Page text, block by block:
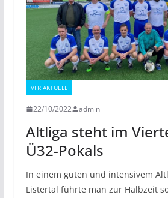
VFR AKTUELL
22/10/2022 admin
Altliga steht im
Ü32-Pokals
In einem guten und intensivem
Listertal führte man zur Halbzeit